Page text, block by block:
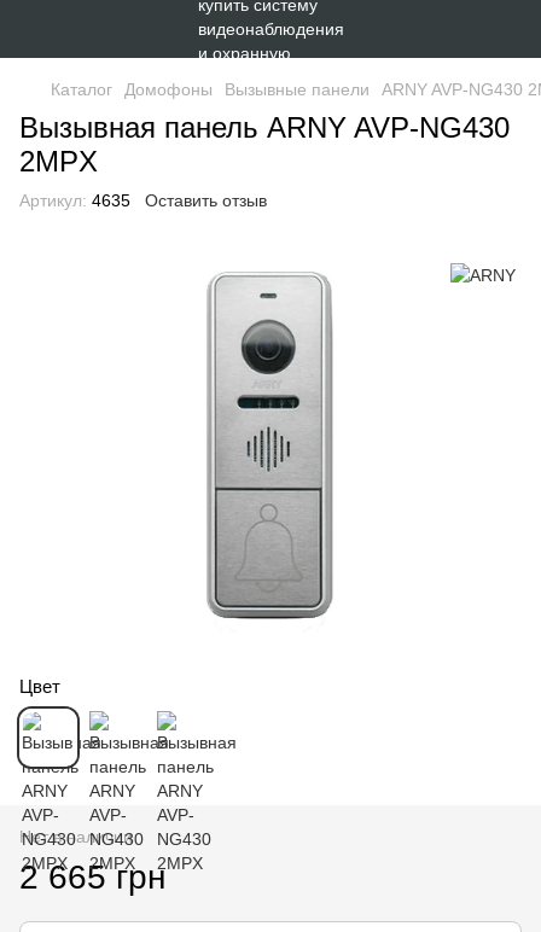
Каталог Домофоны Вызывные панели ARNY AVP-NG430
Вызывная панель ARNY AVP-NG430
2MPX
Артикул: 4635 Оставить отзыв
Цвет
Нет в наличии
2 665 грн